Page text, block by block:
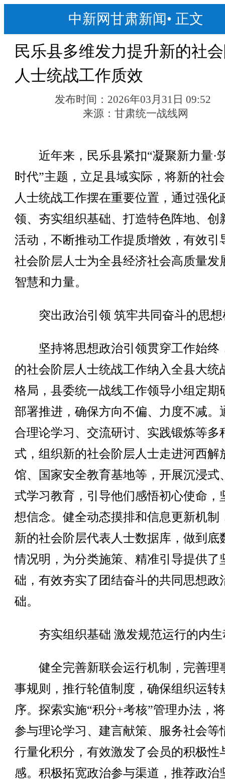
中新网甘肃新闻• 正文
民乐县多维发力提升新的社
人士统战工作质效
发布时间： 2026年03月31日 09:52
来源： 甘肃统一战线网
近年来，民乐县紧扣“凝聚新力量·
时代”主题，立足县域实际，将新的社
人士统战工作摆在重要位置，通过强化
领、夯实组织基础、打造特色阵地、创
活动，不断推动工作提质增效，有效引
社会阶层人士为全县经济社会高质量发
智慧和力量。
突出政治引领 筑牢共同奋斗的思想
坚持将思想政治引领贯穿工作始终
的社会阶层人士统战工作纳入全县大统
格局，县委统一战线工作领导小组定期
部署推进，确保方向不偏、力度不减。
合理论学习、交流研讨、实践锻炼等多
式，组织新的社会阶层人士走进河西解
馆、国家安全教育基地等，开展沉浸式
式学习教育，引导他们感悟初心使命，
想信念。健全动态摸排和信息更新机制
新的社会阶层代表人士数据库，做到底
情况明，为分类施策、精准引导提供了
础，有效夯实了团结奋斗的共同思想政
础。
夯实组织基础 激发规范运行的内生
健全完善新联会运行机制，完善理
事规则，推行轮值制度，确保组织运转
序。探索实施“积分+考核”管理办法，
参与理论学习、建言献策、服务社会等
行量化积分，有效激发了会员的积极性
感。积极拓宽政治参与渠道，推荐政治